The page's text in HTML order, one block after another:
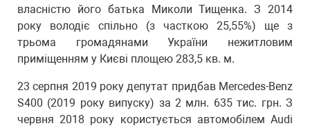
власністю його батька Миколи Тищенка. З 2014
року володіє спільно (з часткою 25,55%) ще з
трьома громадянами України нежитловим
приміщенням у Києві площею 283,5 кв. м.
23 серпня 2019 року депутат придбав Mercedes-Benz
S400 (2019 року випуску) за 2 млн. 635 тис. грн. З
червня 2018 року користується автомобілем Audi